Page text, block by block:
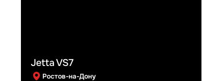
Jetta VS7
Ростов-на-Дону